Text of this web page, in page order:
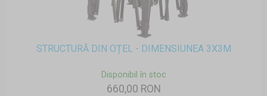
STRUCTURĂ DIN OȚEL - DIMENSIUNEA 3X3M
Disponibil în stoc
660,00 RON